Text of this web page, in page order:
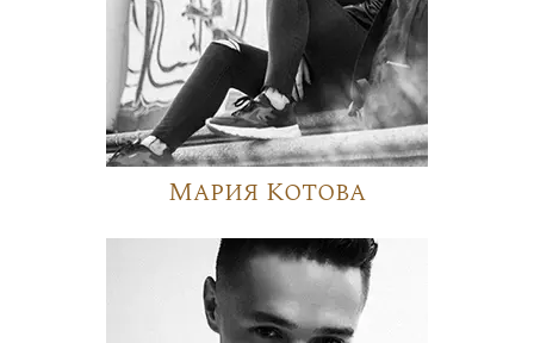
Мария Котова